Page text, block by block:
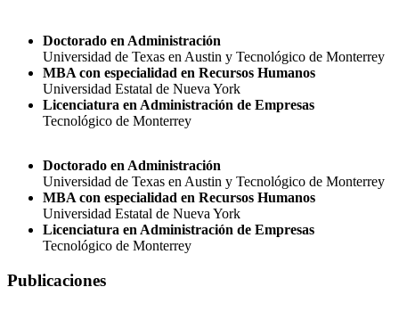
Doctorado en Administración
Universidad de Texas en Austin y Tecnológico de Monterrey
MBA con especialidad en Recursos Humanos
Universidad Estatal de Nueva York
Licenciatura en Administración de Empresas
Tecnológico de Monterrey
Doctorado en Administración
Universidad de Texas en Austin y Tecnológico de Monterrey
MBA con especialidad en Recursos Humanos
Universidad Estatal de Nueva York
Licenciatura en Administración de Empresas
Tecnológico de Monterrey
Publicaciones